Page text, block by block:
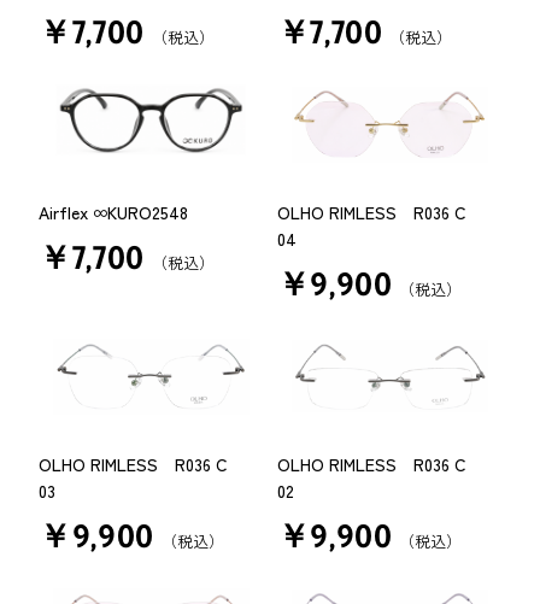
￥7,700 （税込） ￥7,700 （税込）
Airflex ∞KURO2548
￥7,700 （税込）
OLHO RIMLESS R036 C
04
￥9,900 （税込）
OLHO RIMLESS R036 C
03
￥9,900 （税込）
OLHO RIMLESS R036 C
02
￥9,900 （税込）